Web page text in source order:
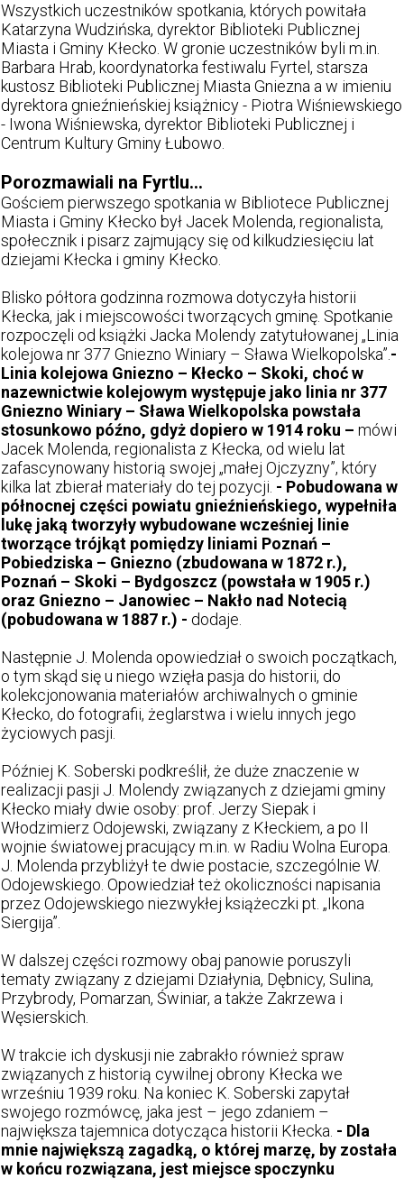
Wszystkich uczestników spotkania, których powitała
Katarzyna Wudzińska, dyrektor Biblioteki Publicznej
Miasta i Gminy Kłecko. W gronie uczestników byli m.in.
Barbara Hrab, koordynatorka festiwalu Fyrtel, starsza
kustosz Biblioteki Publicznej Miasta Gniezna a w imieniu
dyrektora gnieźnieńskiej książnicy - Piotra Wiśniewskiego
- Iwona Wiśniewska, dyrektor Biblioteki Publicznej i
Centrum Kultury Gminy Łubowo.
Porozmawiali na Fyrtlu…
Gościem pierwszego spotkania w Bibliotece Publicznej
Miasta i Gminy Kłecko był Jacek Molenda, regionalista,
społecznik i pisarz zajmujący się od kilkudziesięciu lat
dziejami Kłecka i gminy Kłecko.
Blisko półtora godzinna rozmowa dotyczyła historii
Kłecka, jak i miejscowości tworzących gminę. Spotkanie
rozpoczęli od książki Jacka Molendy zatytułowanej „Linia
kolejowa nr 377 Gniezno Winiary – Sława Wielkopolska”. -
Linia kolejowa Gniezno – Kłecko – Skoki, choć w
nazewnictwie kolejowym występuje jako linia nr 377
Gniezno Winiary – Sława Wielkopolska powstała
stosunkowo późno, gdyż dopiero w 1914 roku – mówi
Jacek Molenda, regionalista z Kłecka, od wielu lat
zafascynowany historią swojej „małej Ojczyzny”, który
kilka lat zbierał materiały do tej pozycji. - Pobudowana w
północnej części powiatu gnieźnieńskiego, wypełniła
lukę jaką tworzyły wybudowane wcześniej linie
tworzące trójkąt pomiędzy liniami Poznań –
Pobiedziska – Gniezno (zbudowana w 1872 r.),
Poznań – Skoki – Bydgoszcz (powstała w 1905 r.)
oraz Gniezno – Janowiec – Nakło nad Notecią
(pobudowana w 1887 r.) - dodaje.
Następnie J. Molenda opowiedział o swoich początkach,
o tym skąd się u niego wzięła pasja do historii, do
kolekcjonowania materiałów archiwalnych o gminie
Kłecko, do fotografii, żeglarstwa i wielu innych jego
życiowych pasji.
Później K. Soberski podkreślił, że duże znaczenie w
realizacji pasji J. Molendy związanych z dziejami gminy
Kłecko miały dwie osoby: prof. Jerzy Siepak i
Włodzimierz Odojewski, związany z Kłeckiem, a po II
wojnie światowej pracujący m.in. w Radiu Wolna Europa.
J. Molenda przybliżył te dwie postacie, szczególnie W.
Odojewskiego. Opowiedział też okoliczności napisania
przez Odojewskiego niezwykłej książeczki pt. „Ikona
Siergija”.
W dalszej części rozmowy obaj panowie poruszyli
tematy związany z dziejami Działynia, Dębnicy, Sulina,
Przybrody, Pomarzan, Świniar, a także Zakrzewa i
Węsierskich.
W trakcie ich dyskusji nie zabrakło również spraw
związanych z historią cywilnej obrony Kłecka we
wrześniu 1939 roku. Na koniec K. Soberski zapytał
swojego rozmówcę, jaka jest – jego zdaniem –
największa tajemnica dotycząca historii Kłecka. - Dla
mnie największą zagadką, o której marzę, by została
w końcu rozwiązana, jest miejsce spoczynku